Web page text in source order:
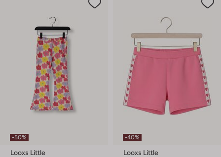
-50%
Looxs Little
-40%
Looxs Little